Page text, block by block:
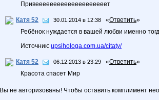
Привеееееееееееееееееееет
Катя 52 30.01.2014 в 12:38 «Ответить»
Ребёнок нуждается в вашей любви именно
Источник: upsihologa.com.ua/citaty/
Катя 52 06.12.2013 в 23:29 «Ответить»
Красота спасет Мир
Вы не авторизованы! Чтобы оставить комплимент